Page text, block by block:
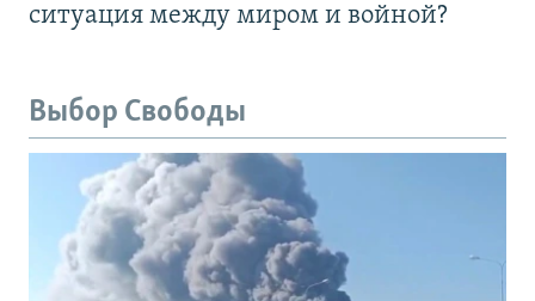
ситуация между миром и войной?
Выбор Свободы